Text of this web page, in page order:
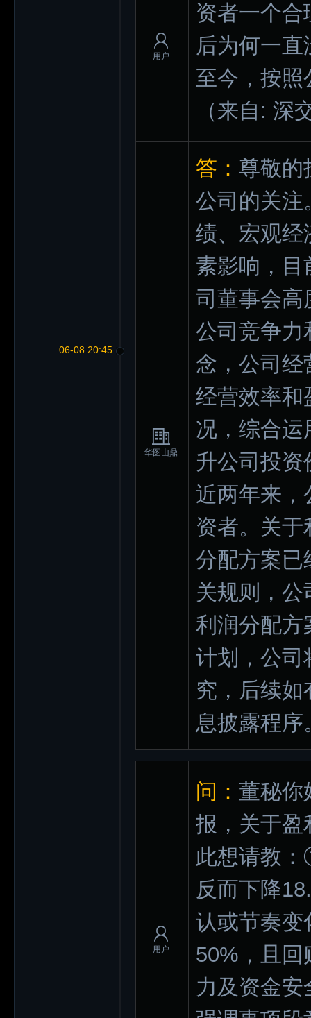
06-08 20:45
用户
资者一个
后为何一
至今，按照
（来自: 深
华图山鼎
答： 尊敬的
公司的关注
绩、宏观经
素影响，目
司董事会高
公司竞争力
念，公司经
经营效率和
况，综合运
升公司投
近两年来，
资者。关
分配方案已
关规则，
利润分配方
计划，公司
究，后续
息披露程序
用户
问： 董秘你
报，关于盈
此想请教
反而下降
认或节奏
50%，且回
力及资金